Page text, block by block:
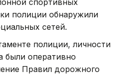
спортивных
полиции обнаружили
сетей.
полиции, личности
были оперативно
Правил дорожного